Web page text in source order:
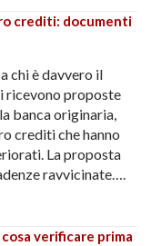
crediti: documenti
chi è davvero il
ricevono proposte
banca originaria,
crediti che hanno
La proposta
ravvicinate….
verificare prima